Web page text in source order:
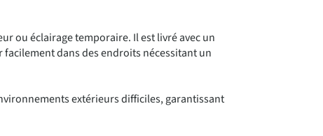
ou éclairage temporaire. Il est livré avec un
dans des endroits nécessitant un
extérieurs difficiles, garantissant